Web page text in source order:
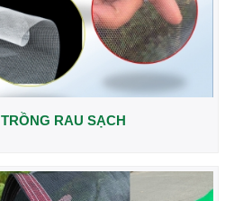
RAU SẠCH